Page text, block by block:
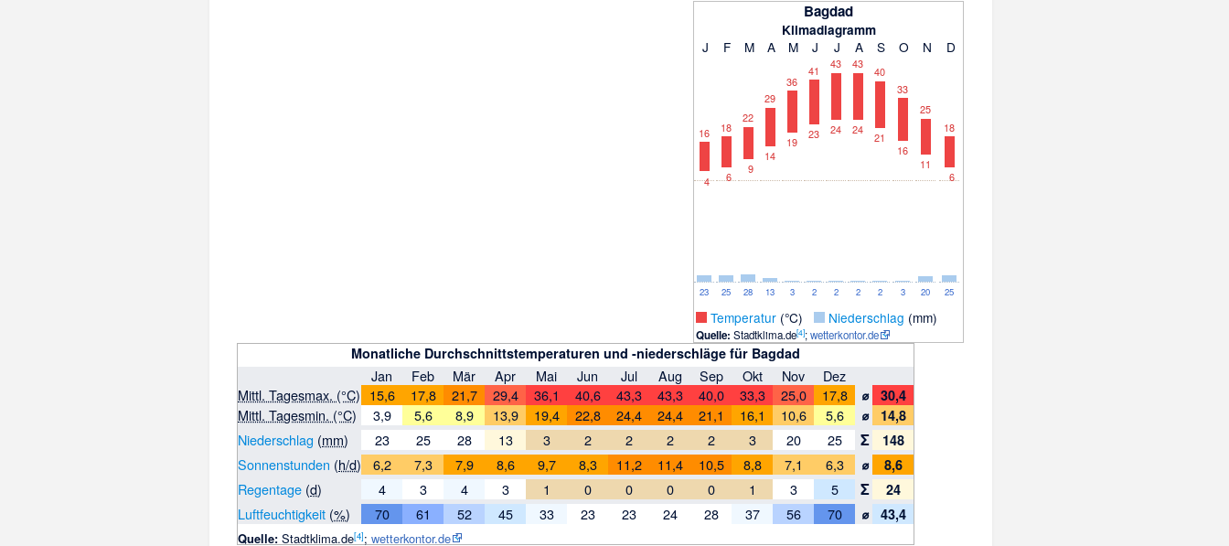
Bagdad
Klimadiagramm
J F M A M J J A S O N D
23
16
4
25
18
6
28
22
9
13
29
14
3
36
19
2
41
23
2
43
24
2
43
24
2
40
21
3
33
16
20
25
11
25
18
6
_ Temperatur (°C) _ Niederschlag (mm)
Quelle: Stadtklima.de[4];wetterkontor.de
Monatliche Durchschnittstemperaturen und -niederschläge für Bagdad
Jan Feb Mär Apr Mai Jun Jul Aug Sep Okt Nov
Dez
Mittl. Tagesmax. (°C) 15,6 17,8 21,7 29,4 36,1 40,6 43,3 43,3 40,0 33,3 25,0 17,8 ⌀ 30,4
Mittl. Tagesmin. (°C) 3,9 5,6 8,9 13,9 19,4 22,8 24,4 24,4 21,1 16,1 10,6 5,6 ⌀ 14,8
Niederschlag (mm) 23 25 28 13 3 2 2 2 2 3 20 25 Σ 148
Sonnenstunden (h/d) 6,2 7,3 7,9 8,6 9,7 8,3 11,2 11,4 10,5 8,8 7,1 6,3 ⌀ 8,6
Regentage (d) 4 3 4 3 1 0 0 0 0 1 3 5 Σ 24
Luftfeuchtigkeit (%) 70 61 52 45 33 23 23 24 28 37 56 70 ⌀ 43,4
Quelle: Stadtklima.de[4];wetterkontor.de